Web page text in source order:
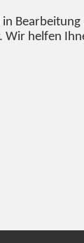
helfen